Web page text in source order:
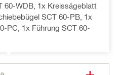
60-WDB, 1x Kreissägeblatt
SCT 60-PB, 1x
PC, 1x Führung SCT 60-